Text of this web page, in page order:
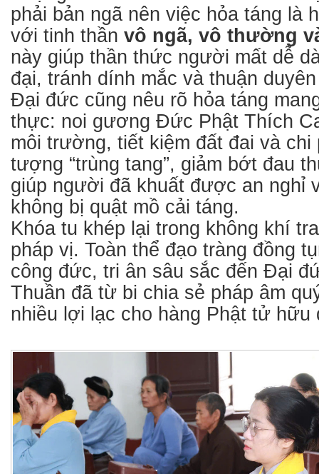
phải bản ngã nên việc hỏa táng là
với tinh thần vô ngã, vô thường
này giúp thần thức người mất dễ
đại, tránh dính mắc và thuận
Đại đức cũng nêu rõ hỏa táng
thực: noi gương Đức Phật Thích
môi trường, tiết kiệm đất đai và chi
tượng “trùng tang”, giảm bớt đau
giúp người đã khuất được an nghỉ
không bị quật mồ cải táng.
Khóa tu khép lại trong không khí
pháp vị. Toàn thể đạo tràng đồng
công đức, tri ân sâu sắc đến Đại
Thuần đã từ bi chia sẻ pháp âm
nhiều lợi lạc cho hàng Phật tử hữu